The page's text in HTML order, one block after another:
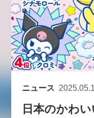
個人
現在
セミナー
ニュース
日本のかわ